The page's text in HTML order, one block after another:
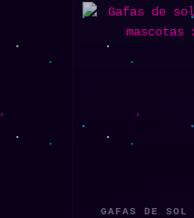
GAFAS DE SOL